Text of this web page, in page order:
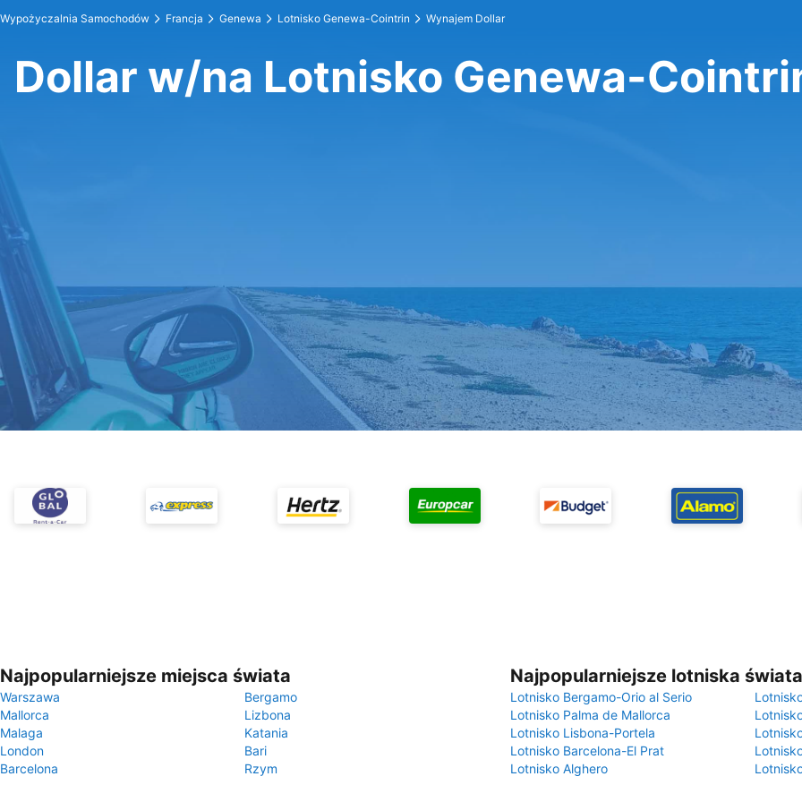
Wypożyczalnia Samochodów Francja Genewa Lotnisko Genewa-Cointrin Wynajem Dollar
Dollar w/na Lotnisko Genewa-
Najpopularniejsze miejsca świata
Warszawa
Bergamo
Mallorca
Lizbona
Malaga
Katania
London
Bari
Barcelona
Rzym
Najpopularniejsze lotniska świata
Lotnisko Bergamo-Orio al Serio
Lotnisko Palma de Mallorca
Lotnisko Lisbona-Portela
Lotnisko Barcelona-El Prat
Lotnisko Alghero